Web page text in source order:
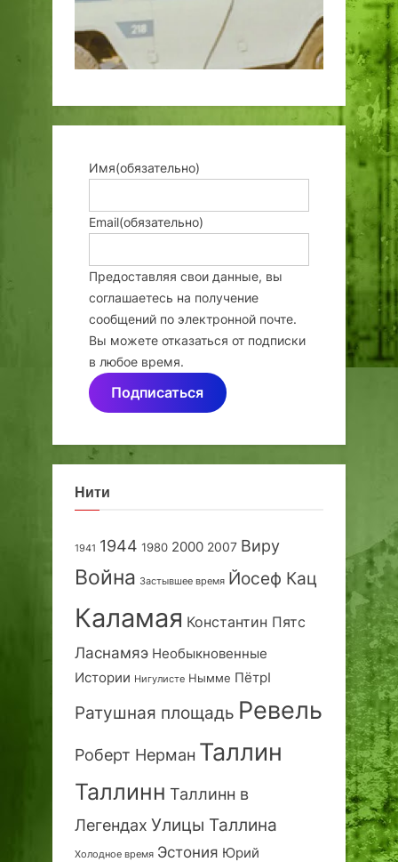
Имя(обязательно)
Email(обязательно)
Предоставляя свои данные, вы
соглашаетесь на получение
сообщений по электронной почте.
Вы можете отказаться от подписки
в любое время.
Подписаться
Нити
1941 1944 1980 2000 2007 Виру
Война Застывшее время Йосеф Кац
Каламая Константин Пятс
Ласнамяэ Необыкновенные
Истории Нигулисте Нымме ПётрI
Ратушная площадь Ревель
Роберт Нерман Таллин
Таллинн Таллинн в
Легендах Улицы Таллина
Холодное время Эстония Юрий